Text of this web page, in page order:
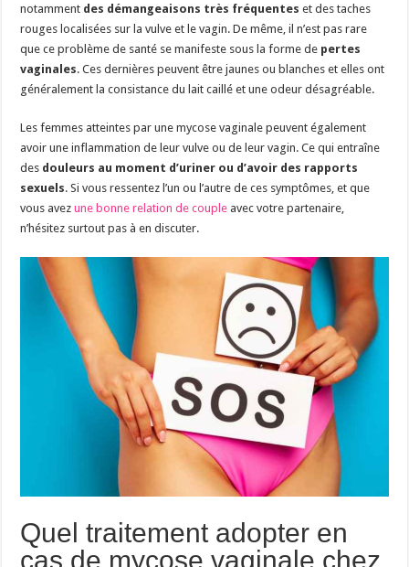
notamment des démangeaisons très fréquentes et des taches
rouges localisées sur la vulve et le vagin. De même, il n’est pas rare
que ce problème de santé se manifeste sous la forme de pertes
vaginales. Ces dernières peuvent être jaunes ou blanches et elles ont
généralement la consistance du lait caillé et une odeur désagréable.
Les femmes atteintes par une mycose vaginale peuvent également
avoir une inflammation de leur vulve ou de leur vagin. Ce qui entraîne
des douleurs au moment d’uriner ou d’avoir des rapports
sexuels. Si vous ressentez l’un ou l’autre de ces symptômes, et que
vous avezune bonne relation de couple avec votre partenaire,
n’hésitez surtout pas à en discuter.
Quel traitement adopter en
cas de mycose vaginale chez